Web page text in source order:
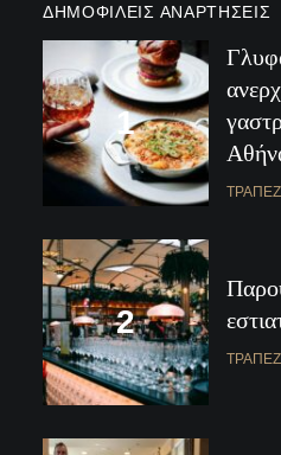
ΔΗΜΟΦΙΛΕΊΣ ΑΝΑΡΤΉΣΕΙΣ